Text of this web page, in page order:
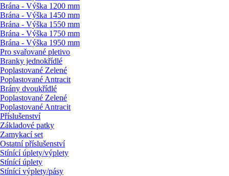
Brána - Výška 1200 mm
Brána - Výška 1450 mm
Brána - Výška 1550 mm
Brána - Výška 1750 mm
Brána - Výška 1950 mm
Pro svařované pletivo
Branky jednokřídlé
Poplastované Zelené
Poplastované Antracit
Brány dvoukřídlé
Poplastované Zelené
Poplastované Antracit
Příslušenství
Základové patky
Zamykací set
Ostatní příslušenství
Stínící úplety/výplety
Stínící úplety
Stínící výplety/pásy